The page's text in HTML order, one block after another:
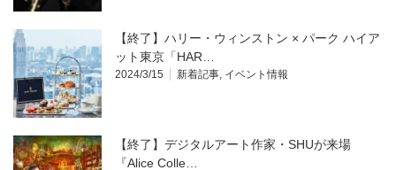
【終了】ハリー・ウィンストン × パーク ハイア
ット東京「HAR…
2024/3/15 新着記事, イベント情報
【終了】デジタルアート作家・SHUが来場
『Alice Colle…